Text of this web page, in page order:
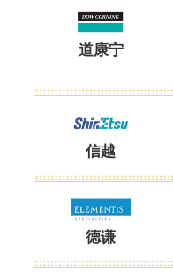
道康宁
信越
德谦